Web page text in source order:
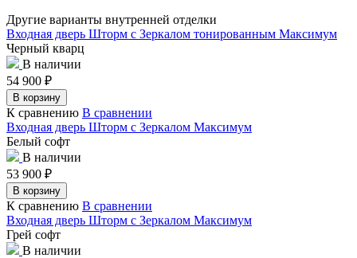
Другие варианты внутренней отделки
Входная дверь Шторм с Зеркалом тонированным Максимум
Черный кварц
В наличии
54 900 ₽
В корзину
К сравнению В сравнении
Входная дверь Шторм с Зеркалом Максимум
Белый софт
В наличии
53 900 ₽
В корзину
К сравнению В сравнении
Входная дверь Шторм с Зеркалом Максимум
Грей софт
В наличии